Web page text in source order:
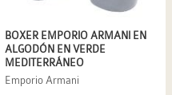
BOXER EMPORIO ARMANI EN
ALGODÓN EN VERDE
MEDITERRÁNEO
Emporio Armani